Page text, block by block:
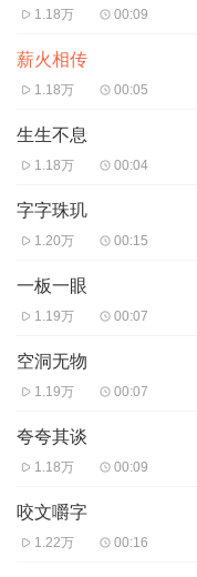
1.18万 00:09
薪火相传
1.18万 00:05
生生不息
1.18万 00:04
字字珠玑
1.20万 00:15
一板一眼
1.19万 00:07
空洞无物
1.19万 00:07
夸夸其谈
1.18万 00:09
咬文嚼字
1.22万 00:16